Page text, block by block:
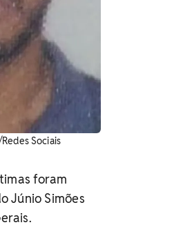
Sociais
foram
Júnio Simões